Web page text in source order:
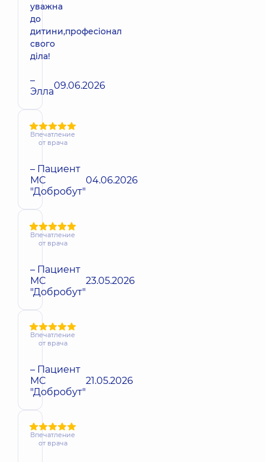
уважна
до
дитини,професіонал
свого
діла!
–
Элла09.06.2026
Впечатление
от врача
– Пациент
МС
"Добробут"
04.06.2026
Впечатление
от врача
– Пациент
МС
"Добробут"
23.05.2026
Впечатление
от врача
– Пациент
МС
"Добробут"
21.05.2026
Впечатление
от врача